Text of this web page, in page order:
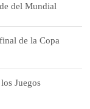
del Mundial
de la Copa
Juegos